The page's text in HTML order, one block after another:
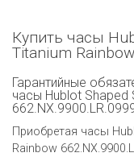
Купить часы
Titanium
Гарантийные
часы Hublot Shaped
Приобретая часы
Rainbow